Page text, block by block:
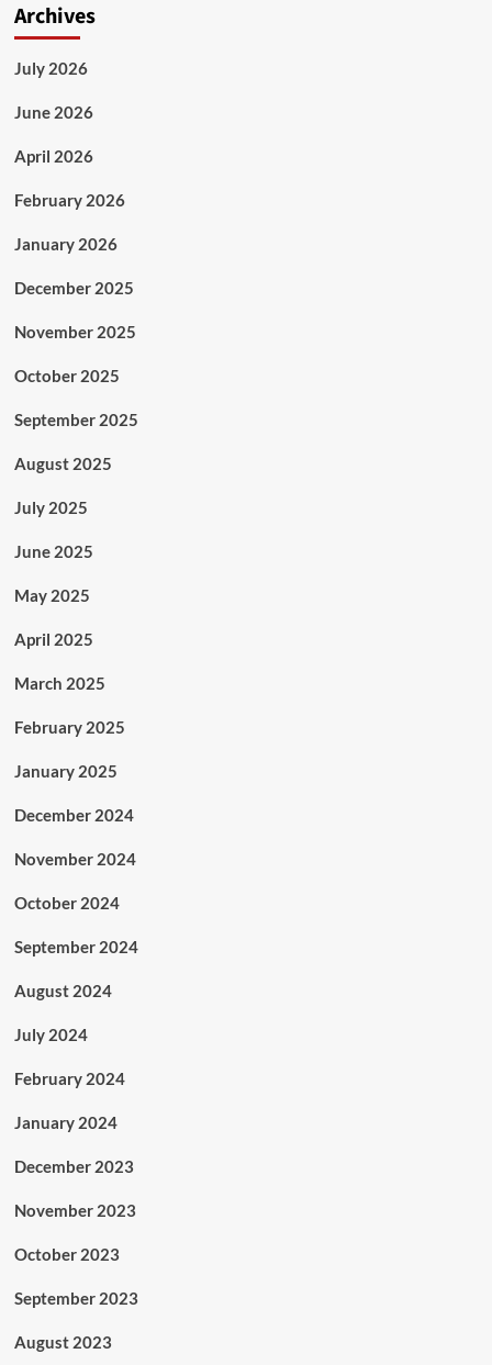
Archives
July 2026
June 2026
April 2026
February 2026
January 2026
December 2025
November 2025
October 2025
September 2025
August 2025
July 2025
June 2025
May 2025
April 2025
March 2025
February 2025
January 2025
December 2024
November 2024
October 2024
September 2024
August 2024
July 2024
February 2024
January 2024
December 2023
November 2023
October 2023
September 2023
August 2023